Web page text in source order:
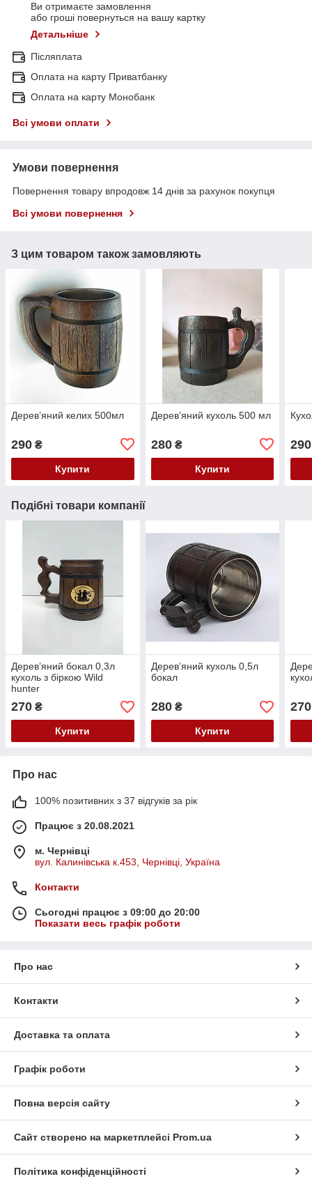
Ви отримаєте замовлення
або гроші повернуться на вашу картку
Детальніше
Післяплата
Оплата на карту Приватбанку
Оплата на карту Монобанк
Всі умови оплати
Умови повернення
Повернення товару впродовж 14 днів за рахунок покупця
Всі умови повернення
З цим товаром також замовляють
Дерев’яний келих 500мл
290 ₴
Купити
Дерев’яний кухоль 500 мл
280₴
Купити
290
Подібні товари компанії
Дерев’яний бокал 0,3л
кухоль з біркою Wild
hunter
270 ₴
Купити
Дерев’яний кухоль 0,5л
бокал
280₴
Купити
270
Про нас
100% позитивних з 37 відгуків за рік
Працює з 20.08.2021
м. Чернівці
вул. Калинівська к.453, Чернівці, Україна
Контакти
Сьогодні працює з 09:00 до 20:00
Показати весь графік роботи
Про нас
Контакти
Доставка та оплата
Графік роботи
Повна версія сайту
Сайт створено на маркетплейсі Prom.ua
Політика конфіденційності